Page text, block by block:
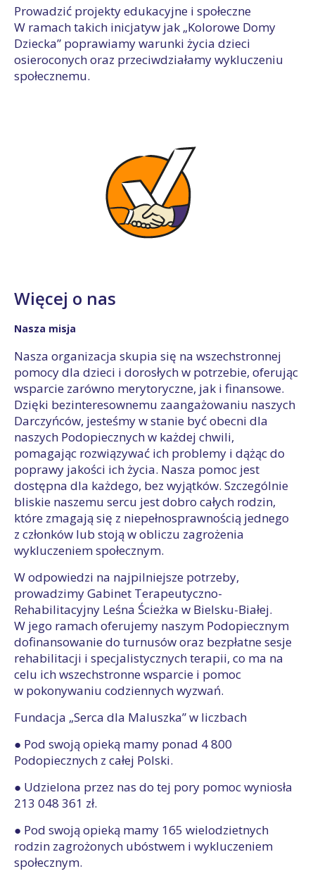
Prowadzić projekty edukacyjne i społeczne
W ramach takich inicjatyw jak „Kolorowe Domy
Dziecka” poprawiamy warunki życia dzieci
osieroconych oraz przeciwdziałamy wykluczeniu
społecznemu.
Więcej o nas
Nasza misja
Nasza organizacja skupia się na wszechstronnej
pomocy dla dzieci i dorosłych w potrzebie, oferując
wsparcie zarówno merytoryczne, jak i finansowe.
Dzięki bezinteresownemu zaangażowaniu naszych
Darczyńców, jesteśmy w stanie być obecni dla
naszych Podopiecznych w każdej chwili,
pomagając rozwiązywać ich problemy i dążąc do
poprawy jakości ich życia. Nasza pomoc jest
dostępna dla każdego, bez wyjątków. Szczególnie
bliskie naszemu sercu jest dobro całych rodzin,
które zmagają się z niepełnosprawnością jednego
z członków lub stoją w obliczu zagrożenia
wykluczeniem społecznym.
W odpowiedzi na najpilniejsze potrzeby,
prowadzimy Gabinet Terapeutyczno-
Rehabilitacyjny Leśna Ścieżka w Bielsku-Białej.
W jego ramach oferujemy naszym Podopiecznym
dofinansowanie do turnusów oraz bezpłatne sesje
rehabilitacji i specjalistycznych terapii, co ma na
celu ich wszechstronne wsparcie i pomoc
w pokonywaniu codziennych wyzwań.
Fundacja „Serca dla Maluszka” w liczbach
● Pod swoją opieką mamy ponad 4 800
Podopiecznych z całej Polski.
● Udzielona przez nas do tej pory pomoc wyniosła
213 048 361 zł.
● Pod swoją opieką mamy 165 wielodzietnych
rodzin zagrożonych ubóstwem i wykluczeniem
społecznym.